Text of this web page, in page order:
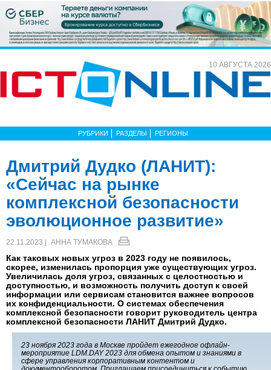
10 АВГУСТА 2026
РУБРИКИ РАЗДЕЛЫ РЕГИОНЫ
Дмитрий Дудко (ЛАНИТ):
«Сейчас на рынке
комплексной безопасности
эволюционное развитие»
22.11.2023 | АННА ТУМАКОВА
Как таковых новых угроз в 2023 году не появилось,
скорее, изменилась пропорция уже существующих угроз.
Увеличилась доля угроз, связанных с целостностью и
доступностью, и возможность получить доступ к своей
информации или сервисам становится важнее вопросов
их конфиденциальности. О системах обеспечения
комплексной безопасности говорит руководитель центра
комплексной безопасности ЛАНИТ Дмитрий Дудко.
23 ноября 2023 года в Москве пройдет ежегодное офлайн-
мероприятие LDM.DAY 2023 для обмена опытом и знаниями в
сфере управления корпоративным контентом и